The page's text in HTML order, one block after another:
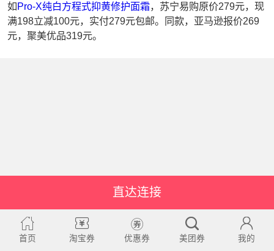
如 Pro-X纯白方程式抑黄修护面霜，苏宁易购原价279元，现
满198立减100元，实付279元包邮。同款，亚马逊报价269
元，聚美优品319元。
直达连接
首页 淘宝券 优惠券 美团券 我的